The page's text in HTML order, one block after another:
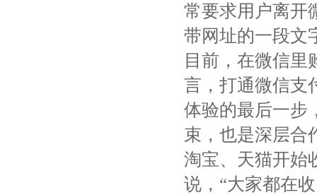
常要求用户离开
带网址的一段文
目前，在微信里
言，打通微信支
体验的最后一步
束，也是深层合
淘宝、天猫开始
说，“大家都在